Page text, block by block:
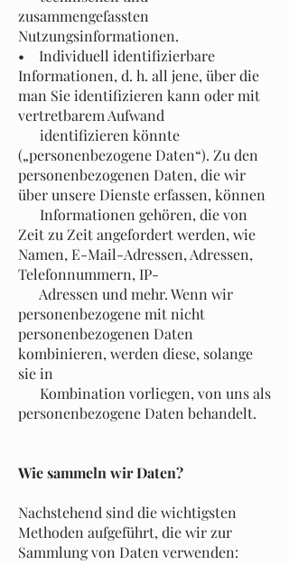
zusammengefassten
Nutzungsinformationen.
• Individuell identifizierbare
Informationen, d. h. all jene, über die
man Sie identifizieren kann oder mit
vertretbarem Aufwand
identifizieren könnte
(„personenbezogene Daten“). Zu den
personenbezogenen Daten, die wir
über unsere Dienste erfassen, können
Informationen gehören, die von
Zeit zu Zeit angefordert werden, wie
Namen, E-Mail-Adressen, Adressen,
Telefonnummern, IP-
Adressen und mehr. Wenn wir
personenbezogene mit nicht
personenbezogenen Daten
kombinieren, werden diese, solange
sie in
Kombination vorliegen, von uns als
personenbezogene Daten behandelt.
Wie sammeln wir Daten?
Nachstehend sind die wichtigsten
Methoden aufgeführt, die wir zur
Sammlung von Daten verwenden: